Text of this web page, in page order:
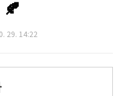
🍂
29. 14:22